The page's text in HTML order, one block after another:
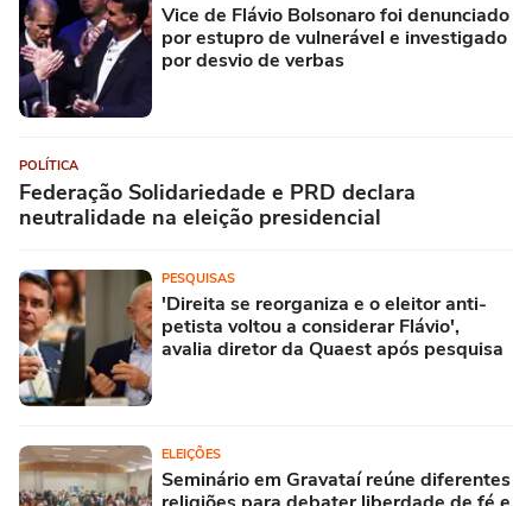
Vice de Flávio Bolsonaro foi denunciado
por estupro de vulnerável e investigado
por desvio de verbas
POLÍTICA
Federação Solidariedade e PRD declara
neutralidade na eleição presidencial
PESQUISAS
'Direita se reorganiza e o eleitor anti-
petista voltou a considerar Flávio',
avalia diretor da Quaest após pesquisa
ELEIÇÕES
Seminário em Gravataí reúne diferentes